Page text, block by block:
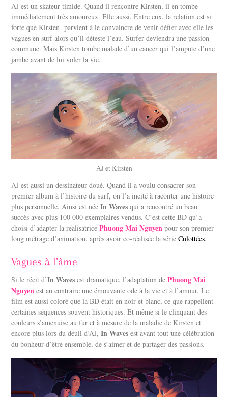
AJ est un skateur timide. Quand il rencontre Kirsten, il en tombe
immédiatement très amoureux. Elle aussi. Entre eux, la relation est si
forte que Kirsten parvient à le convaincre de venir défier avec elle les
vagues en surf alors qu’il déteste l’eau. Surfer deviendra une passion
commune. Mais Kirsten tombe malade d’un cancer qui l’ampute d’une
jambe avant de lui voler la vie.
AJ et Kirsten
AJ est aussi un dessinateur doué. Quand il a voulu consacrer son
premier album à l’histoire du surf, on l’a incité à raconter une histoire
plus personnelle. Ainsi est néeIn Waves qui a rencontré un beau
succès avec plus 100 000 exemplaires vendus. C’est cette BD qu’a
choisi d’adapter la réalisatricePhuong Mai Nguyen pour son premier
long métrage d’animation, après avoir co-réalisée la sérieCulottées.
Vagues à l’âme
Si le récit d’In Waves est dramatique, l’adaptation dePhuong Mai
Nguyen est au contraire une émouvante ode à la vie et à l’amour. Le
film est aussi coloré que la BD était en noir et blanc, ce que rappellent
certaines séquences souvent historiques. Et même si le clinquant des
couleurs s’amenuise au fur et à mesure de la maladie de Kirsten et
encore plus lors du deuil d’AJ,In Waves est avant tout une célébration
du bonheur d’être ensemble, de s’aimer et de partager des passions.